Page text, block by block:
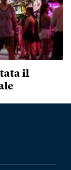
il